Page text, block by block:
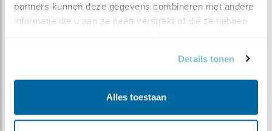
partners kunnen deze gegevens combineren met andere
informatie die u aan ze heeft verstrekt of die ze hebben
Details tonen
Alles toestaan
RECAP VAN DEZE WEEK
hoop gebeurd. Oké, we hebben nog geen visarenden in
zeker nog niet geweest. Marters, ganzen, camera's die
tijdelijk zonder beeld zaten en recordbrekende
visarenden. Dit belooft wat voor de komende maanden.